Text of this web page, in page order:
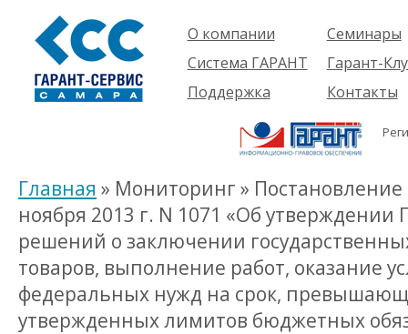
О компании
Компания
Проекты
Партнеры
Вакансии
Реквизиты
Информация
Система ГАРАНТ
О системе
решения
Комплекты
История
Поддержка
Пользователям
Будущим
пользователям
Семинары
Об услуге
семинары
Гарант-
Контакты
Главная » Мониторинг »
ноября 2013 г. N 1071 «Об
решений о заключении
товаров, выполнение работ, оказание
федеральных нужд на срок,
утвержденных лимитов бюджетных